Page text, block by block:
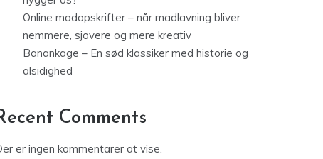
Der er ingen kommentarer at vise.
Archives
november 2025
marts 2025